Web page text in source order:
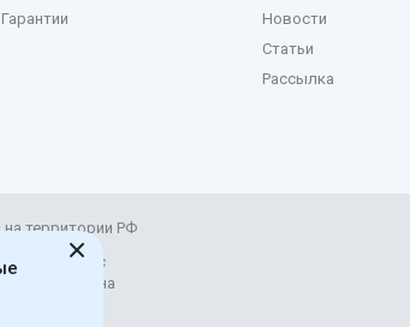
Гарантии
Новости
Статьи
Рассылка
территории РФ
и развитие с
материала на